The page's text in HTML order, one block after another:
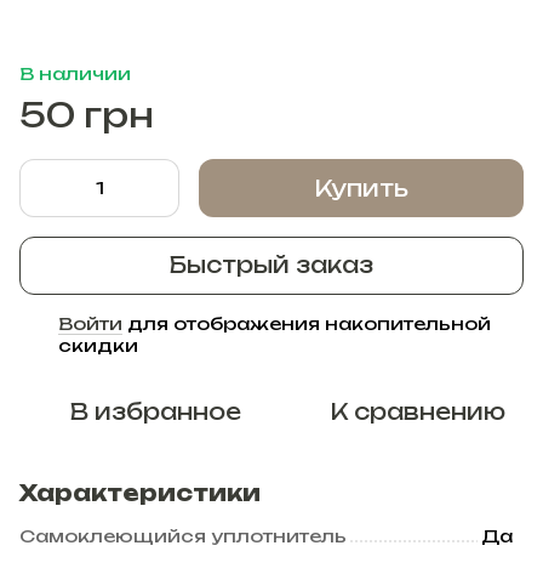
В наличии
50 грн
Купить
Быстрый заказ
Войти для отображения накопительной
скидки
В избранное К сравнению
Характеристики
Самоклеющийся уплотнитель Да